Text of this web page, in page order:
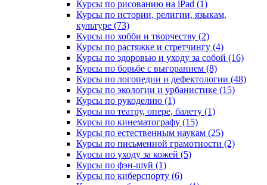
Курсы по рисованию на iPad (1)
Курсы по истории, религии, языкам,
культуре (73)
Курсы по хобби и творчеству (2)
Курсы по растяжке и стретчингу (4)
Курсы по здоровью и уходу за собой (16)
Курсы по борьбе с выгоранием (8)
Курсы по логопедии и дефектологии (48)
Курсы по экологии и урбанистике (15)
Курсы по рукоделию (1)
Курсы по театру, опере, балету (1)
Курсы по кинематографу (15)
Курсы по естественным наукам (25)
Курсы по письменной грамотности (2)
Курсы по уходу за кожей (5)
Курсы по фэн-шуй (1)
Курсы по киберспорту (6)